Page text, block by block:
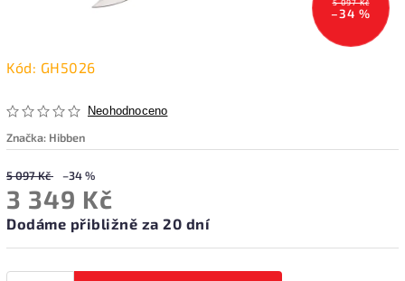
5 097 Kč
–34 %
Kód: GH5026
Neohodnoceno
Značka: Hibben
5 097 Kč –34 %
3 349 Kč
Dodáme přibližně za 20 dní